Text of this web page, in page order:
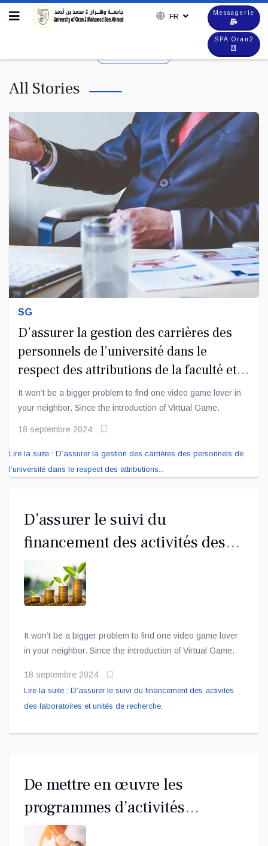
FR Messagerie
SPA Oran2
All Stories
SG
D’assurer la gestion des carrières des
personnels de l’université dans le
respect des attributions de la faculté et
l’institut en la matière.
It won’t be a bigger problem to find one video game lover in
your neighbor. Since the introduction of Virtual Game.
18 septembre 2024
Lire la suite : D’assurer la gestion des carrières des personnels de
l’université dans le respect des attributions...
D’assurer le suivi du
financement des activités des
laboratoires et unités de
recherche.
It won’t be a bigger problem to find one video game lover
in your neighbor. Since the introduction of Virtual Game.
18 septembre 2024
Lire la suite : D’assurer le suivi du financement des activités
des laboratoires et unités de recherche.
De mettre en œuvre les
programmes d’activités
culturelles et sportives de